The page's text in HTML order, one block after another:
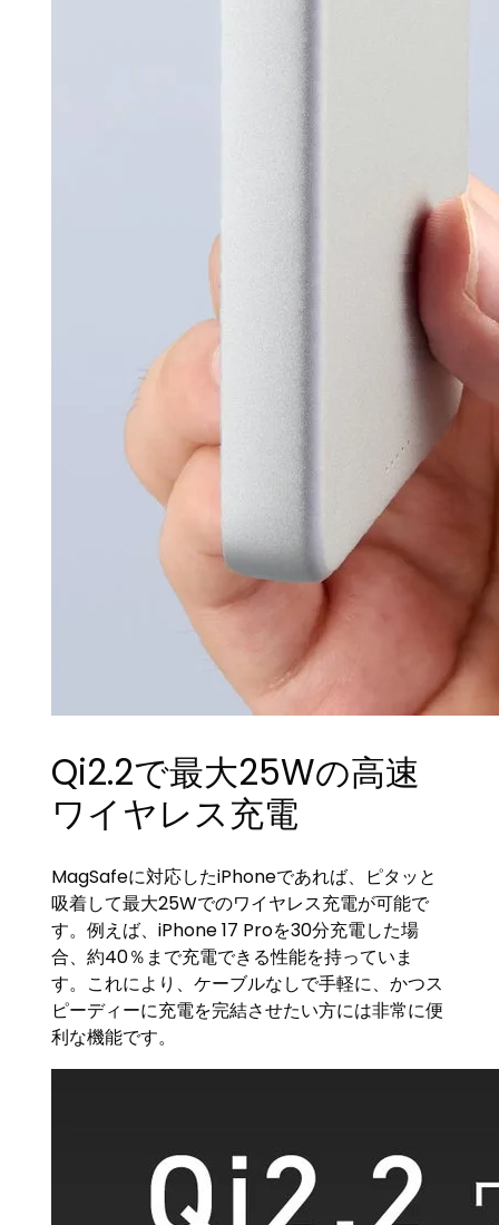
Qi2.2で最大25Wの高速
ワイヤレス充電
MagSafeに対応したiPhoneであれば、ピタッと
吸着して最大25Wでのワイヤレス充電が可能で
す。例えば、iPhone 17 Proを30分充電した場
合、約40％まで充電できる性能を持っていま
す。これにより、ケーブルなしで手軽に、かつス
ピーディーに充電を完結させたい方には非常に便
利な機能です。